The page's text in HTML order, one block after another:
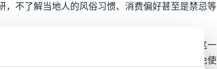
，不了解当地人的风俗习惯、消费偏好甚至是禁忌等
读的，那么品牌在设计产品宣传物料时就要注意这一
要求，在投放广告时要尊重当地的民俗文化，避免使